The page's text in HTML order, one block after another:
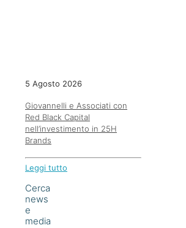
5 Agosto 2026
Giovannelli e Associati con
Red Black Capital
nell’investimento in 25H
Brands
Leggi tutto
Cerca
news
e
media